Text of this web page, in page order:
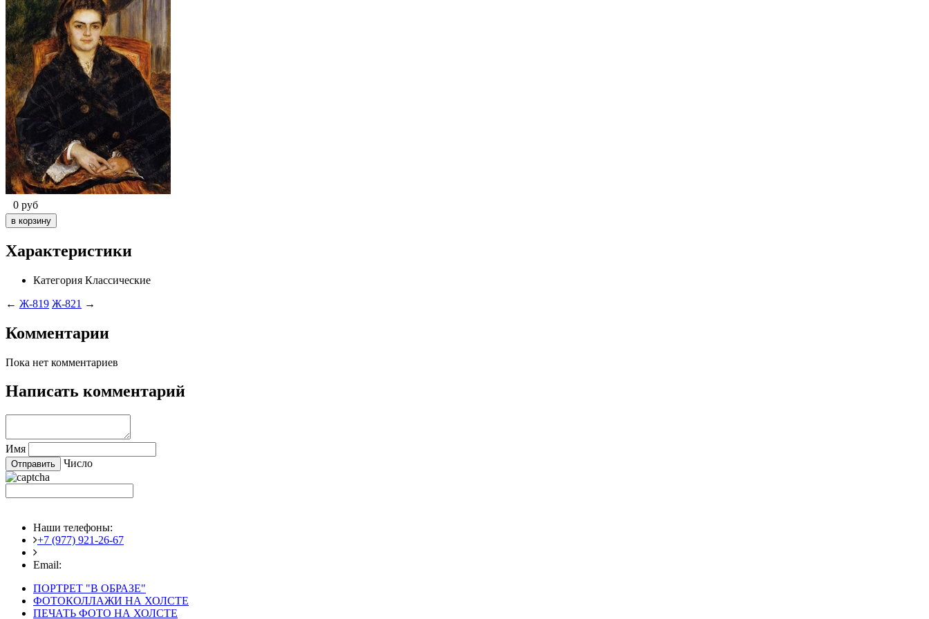
0 руб
Характеристики
Категория Классические
← Ж-819 Ж-821 →
Комментарии
Пока нет комментариев
Написать комментарий
Имя
Число
Наши телефоны:
+7 (977) 921-26-67
Email:
ПОРТРЕТ "В ОБРАЗЕ"
ФОТОКОЛЛАЖИ НА ХОЛСТЕ
ПЕЧАТЬ ФОТО НА ХОЛСТЕ